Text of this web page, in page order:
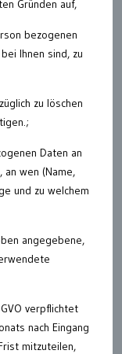
Gründen auf,
bezogenen
Ihnen sind, zu
zu löschen
Daten an
wen (Name,
und zu welchem
angegebene,
verpflichtet
nach Eingang
mitzuteilen,